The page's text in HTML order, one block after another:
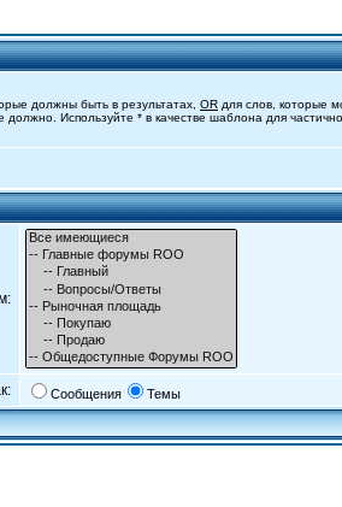
должны быть в результатах, OR для слов, которые
должно. Используйте * в качестве шаблона для
Сообщения Темы